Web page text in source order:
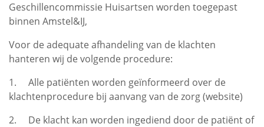
Geschillencommissie Huisartsen worden toegepast
binnen Amstel&IJ,
Voor de adequate afhandeling van de klachten
hanteren wij de volgende procedure:
1. Alle patiënten worden geïnformeerd over de
klachtenprocedure bij aanvang van de zorg (website)
2. De klacht kan worden ingediend door de patiënt of